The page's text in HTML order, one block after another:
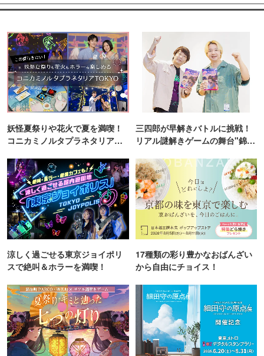
妖怪夏祭りや花火で夏を満喫！
コニカミノルタプラネタリア
三四郎が早解きバトルに挑戦！
リアル謎解きゲームの舞台"錦糸
涼しく過ごせる東京ジョイポリ
スで絶叫＆ホラーを満喫！
17種類の彩り豊かなおばんざい
から自由にチョイス！